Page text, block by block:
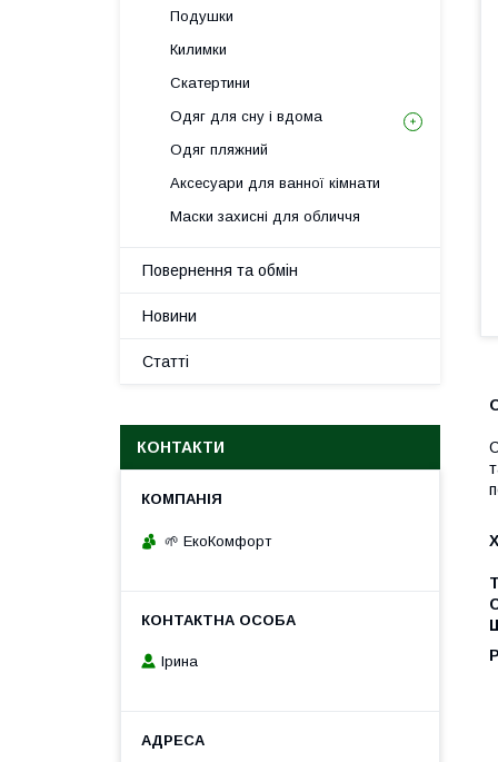
Подушки
Килимки
Скатертини
Одяг для сну і вдома
Одяг пляжний
Аксесуари для ванної кімнати
Маски захисні для обличчя
Повернення та обмін
Новини
Статті
КОНТАКТИ
🌱 ЕкоКомфорт
Ірина